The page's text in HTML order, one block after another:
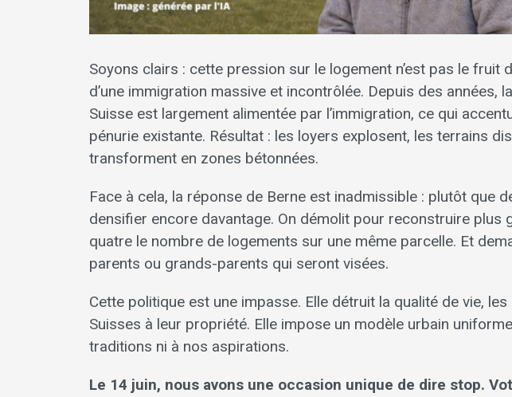
Soyons clairs : cette pression sur le logement n’est pas le fruit
d’une immigration massive et incontrôlée. Depuis des années,
Suisse est largement alimentée par l’immigration, ce qui
pénurie existante. Résultat : les loyers explosent, les terrains
transforment en zones bétonnées.
Face à cela, la réponse de Berne est inadmissible : plutôt que
densifier encore davantage. On démolit pour reconstruire plus
quatre le nombre de logements sur une même parcelle. Et
parents ou grands-parents qui seront visées.
Cette politique est une impasse. Elle détruit la qualité de vie,
Suisses à leur propriété. Elle impose un modèle urbain
traditions ni à nos aspirations.
Le 14 juin, nous avons une occasion unique de dire stop.